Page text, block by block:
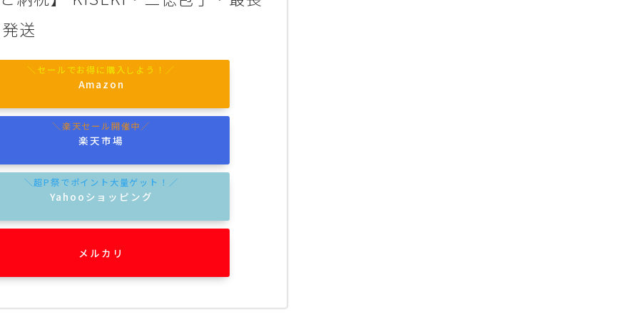
送
Amazon
楽天市場
Yahooショッピング
メルカリ